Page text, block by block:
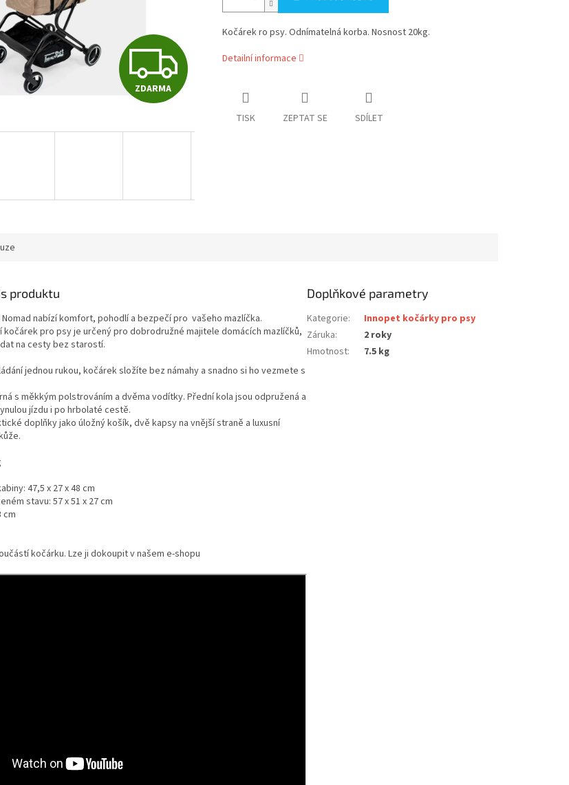
Z
D
R
A
ZDARMA
Kočárek ro psy. Odnímatelná korba. Nosnost 20kg.
Detailní informace
TISK ZEPTAT SE SDÍLET
produktu
nabízí komfort, pohodlí a bezpečí pro vašeho mazlíčka.
kočárek pro psy je určený pro dobrodružné majitele domácích mazlíčků,
na cesty bez starostí.
jednou rukou, kočárek složíte bez námahy a snadno si ho vezmete s
s měkkým polstrováním a dvěma vodítky. Přední kola jsou odpružená a
jízdu i po hrbolaté cestě.
doplňky jako úložný košík, dvě kapsy na vnější straně a luxusní
47,5 x 27 x 48 cm
stavu: 57 x 51 x 27 cm
cm
kočárku. Lze ji dokoupit v našem e-shopu
Doplňkové parametry
Kategorie:
Innopet kočárky pro psy
Záruka:
2 roky
Hmotnost: 7.5 kg